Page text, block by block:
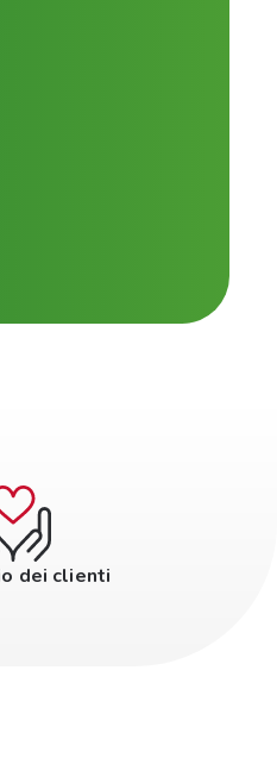
dei clienti